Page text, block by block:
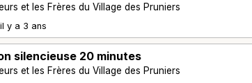
et les Frères du Village des Pruniers
il y a 3 ans
silencieuse 20 minutes
et les Frères du Village des Pruniers